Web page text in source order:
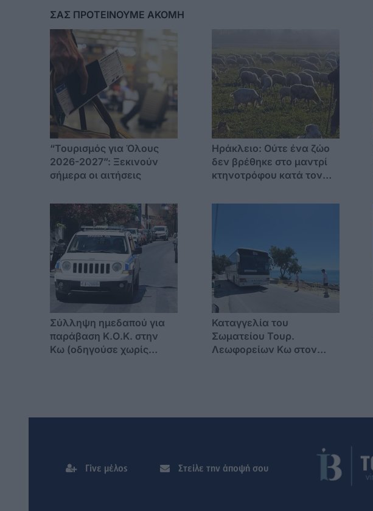
ΣΑΣ ΠΡΟΤΕΙΝΟΥΜΕ ΑΚΟΜΗ
“Τουρισμός για Όλους
2026-2027”: Ξεκινούν
σήμερα οι αιτήσεις
Ηράκλειο: Ούτε ένα ζώο
δεν βρέθηκε στο μαντρί
κτηνοτρόφου κατά τον
αδερφός του με λειψά
Σύλληψη ημεδαπού για
παράβαση Κ.Ο.Κ. στην
Κω (οδηγούσε χωρίς
Καταγγελία του
Σωματείου Τουρ.
Λεωφορείων Κω στον
Γίνε μέλος Στείλε την άποψή σου